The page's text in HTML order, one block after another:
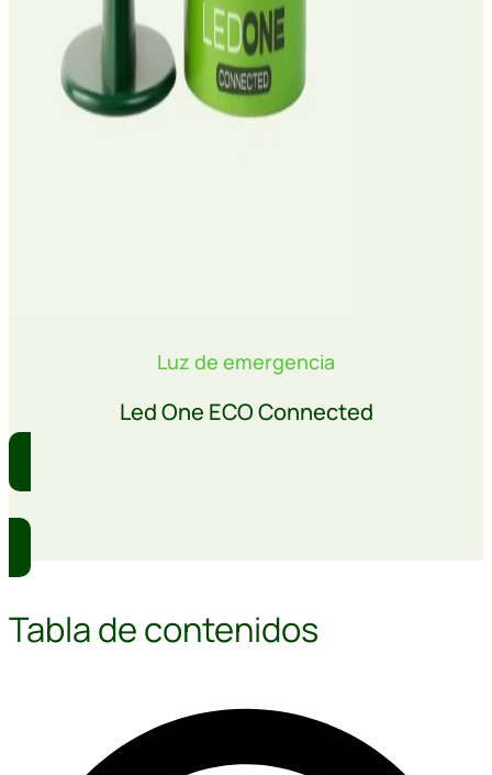
Luz de emergencia
Led One ECO Connected
Tabla de contenidos